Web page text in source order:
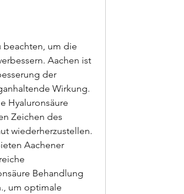
Aachen ist
der
Wirkung.
Hyaluronsäure
Zeichen des
wiederherzustellen.
Aachener
Behandlung
um optimale